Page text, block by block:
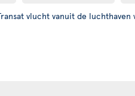
vlucht vanuit de luchthaven